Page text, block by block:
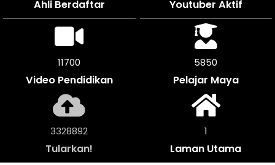
Ahli Berdaftar Youtuber Aktif
12558
Video Pendidikan
6276
Pelajar Maya
3573136
Tularkan!
1
Laman Utama